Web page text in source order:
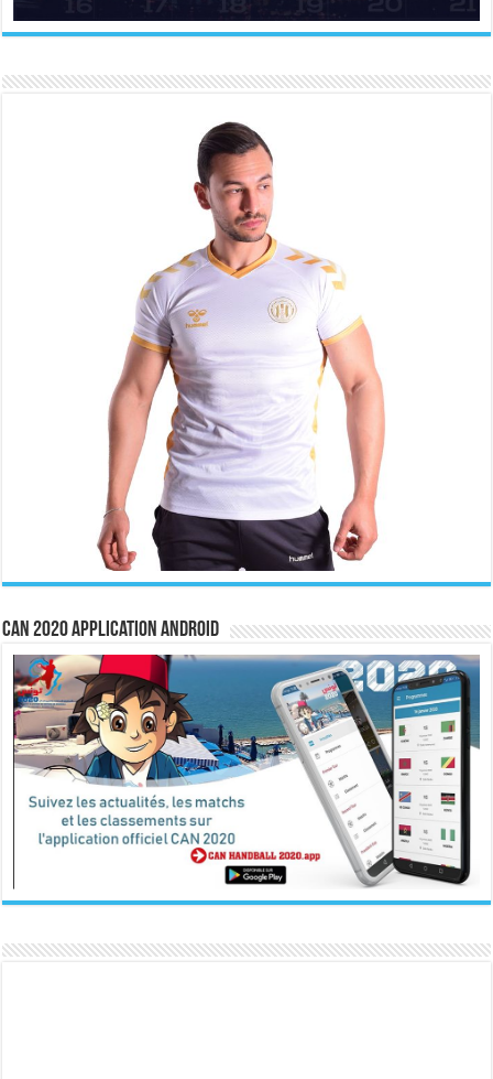
CAN 2020 Application Android